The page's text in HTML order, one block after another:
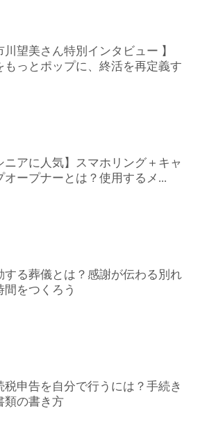
川望美さん特別インタビュー 】
もっとポップに、終活を再定義す
ニアに人気】スマホリング＋キャ
オープナーとは？使用するメ...
する葬儀とは？感謝が伝わる別れ
間をつくろう
税申告を自分で行うには？手続き
類の書き方